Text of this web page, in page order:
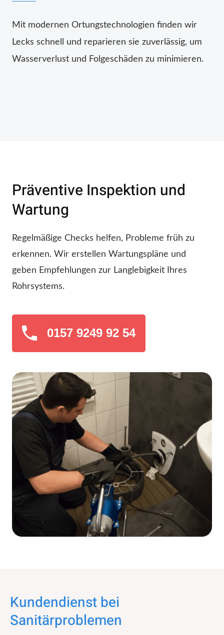
Mit modernen Ortungstechnologien finden wir
Lecks schnell und reparieren sie zuverlässig, um
Wasserverlust und Folgeschäden zu minimieren.
Präventive Inspektion und
Wartung
Regelmäßige Checks helfen, Probleme früh zu
erkennen. Wir erstellen Wartungspläne und
geben Empfehlungen zur Langlebigkeit Ihres
Rohrsystems.
0157 9249 92 54
Kundendienst bei
Sanitärproblemen